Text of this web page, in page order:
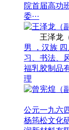
院首届高功
委···
王泽龙
男 ，汉族
习、书法、
福乳胶制品
理
公元一九六
杨筠松文化